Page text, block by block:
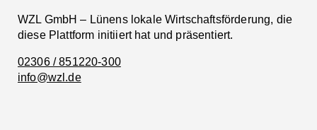
WZL GmbH – Lünens lokale Wirtschaftsförderung, die
diese Plattform initiiert hat und präsentiert.
02306 / 851220-300
info@wzl.de